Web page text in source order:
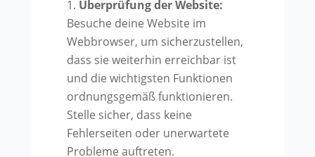
Überprüfung der Website:
Besuche deine Website im
Webbrowser, um sicherzustellen,
dass sie weiterhin erreichbar ist
und die wichtigsten Funktionen
ordnungsgemäß funktionieren.
Stelle sicher, dass keine
Fehlerseiten oder unerwartete
Probleme auftreten.